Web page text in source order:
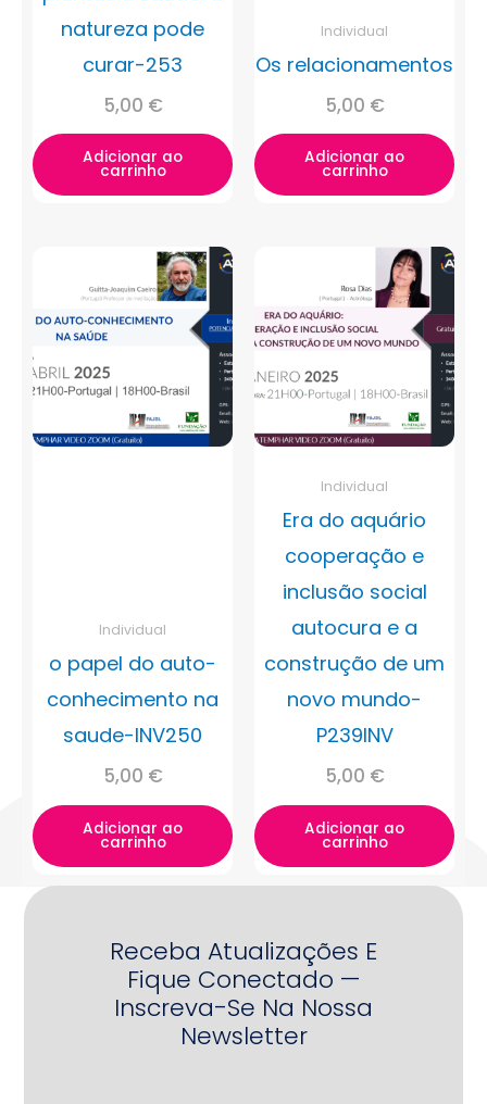
natureza pode
curar-253
5,00 €
Adicionar ao
carrinho
Individual
Os relacionamentos
5,00 €
Adicionar ao
carrinho
Individual
o papel do auto-
conhecimento na
saude-INV250
5,00 €
Adicionar ao
carrinho
Individual
Era do aquário
cooperação e
inclusão social
autocura e a
construção de um
novo mundo-
P239INV
5,00 €
Adicionar ao
carrinho
Receba Atualizações E
Fique Conectado —
Inscreva-Se Na Nossa
Newsletter